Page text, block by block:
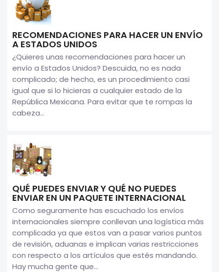
RECOMENDACIONES PARA HACER UN ENVÍO
A ESTADOS UNIDOS
¿Quieres unas recomendaciones para hacer un
envío a Estados Unidos? Descuida, no es nada
complicado; de hecho, es un procedimiento casi
igual que si lo hicieras a cualquier estado de la
República Mexicana. Para evitar que te rompas la
cabeza...
QUÉ PUEDES ENVIAR Y QUÉ NO PUEDES
ENVIAR EN UN PAQUETE INTERNACIONAL
Como seguramente has escuchado los envíos
internacionales siempre conllevan una logística más
complicada ya que estos van a pasar varios puntos
de revisión, aduanas e implican varias restricciones
con respecto a los artículos que estés mandando.
Hay mucha gente que...